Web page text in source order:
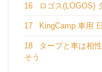
16 ロゴス(LOGOS)
17 KingCamp 車用
18
タープと車は相
そう